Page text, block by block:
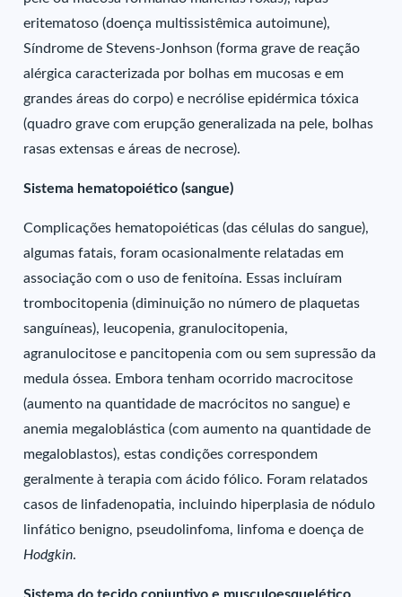
eritematoso (doença multissistêmica autoimune),
Síndrome de Stevens-Jonhson (forma grave de reação
alérgica caracterizada por bolhas em mucosas e em
grandes áreas do corpo) e necrólise epidérmica tóxica
(quadro grave com erupção generalizada na pele, bolhas
rasas extensas e áreas de necrose).
Sistema hematopoiético (sangue)
Complicações hematopoiéticas (das células do sangue),
algumas fatais, foram ocasionalmente relatadas em
associação com o uso de fenitoína. Essas incluíram
trombocitopenia (diminuição no número de plaquetas
sanguíneas), leucopenia, granulocitopenia,
agranulocitose e pancitopenia com ou sem supressão da
medula óssea. Embora tenham ocorrido macrocitose
(aumento na quantidade de macrócitos no sangue) e
anemia megaloblástica (com aumento na quantidade de
megaloblastos), estas condições correspondem
geralmente à terapia com ácido fólico. Foram relatados
casos de linfadenopatia, incluindo hiperplasia de nódulo
linfático benigno, pseudolinfoma, linfoma e doença de
Hodgkin.